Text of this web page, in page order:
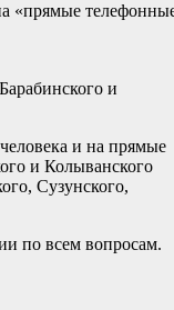
«прямые
и
и на прямые
и Колыванского
Сузунского,
по всем вопросам.